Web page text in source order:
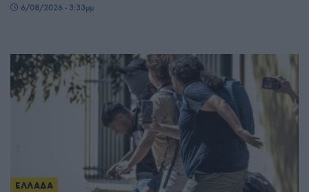
6/08/2026 - 3:33μμ
ΕΛΛΑΔΑ